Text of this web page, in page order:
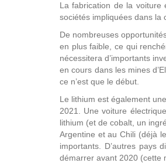
La fabrication de la voiture
sociétés impliquées dans la
De nombreuses
en plus faible, ce qui
nécessitera d’importants
en cours dans les mines
ce n’est que le début.
Le lithium est également
2021. Une voiture
lithium (et de cobalt, un
Argentine et au Chili (déjà
importants. D’autres pays
démarrer avant 2020 (cette